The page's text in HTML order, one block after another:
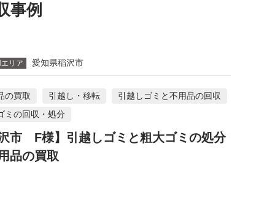
事例
リア 愛知県稲沢市
の買取 引越し・移転
引越しゴミと不用品の回収
ミの回収・処分
市 F様】引越しゴミと粗大ゴミの処分
品の買取